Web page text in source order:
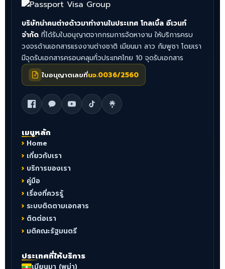
บริษัทนำคนต่างด้าวมาทำงานในประเทศ โกลเบิ้ล อีเวนท์
จำกัด ที่ได้รับใบอนุญาตจากกรมการจัดหางาน ให้บริการครบ
วงจรด้านเอกสารแรงงานต่างชาติ เมียนมา ลาว กัมพูชา โดยเรา
มีจุดรับเอกสารครอบคลุมทั่วประเทศไทย 10 จุดรับเอกสาร
ใบอนุญาตเลขที่นจ.0036/2560
เมนูหลัก
Home
เกี่ยวกับเรา
บริการของเรา
คู่มือ
เรื่องที่ควรรู้
ระบบติดตามเอกสาร
ติดต่อเรา
มติคณะรัฐมนตรี
ประเทศที่ให้บริการ
เมียนมา (พม่า)